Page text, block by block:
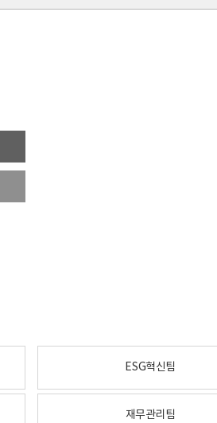
ESG혁신팀
재무관리팀